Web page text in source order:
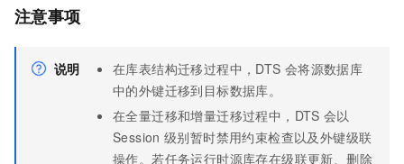
注意事项
说明 在库表结构迁移过程中，DTS 会将源数据库
中的外键迁移到目标数据库。
在全量迁移和增量迁移过程中，DTS 会以
Session 级别暂时禁用约束检查以及外键级联
操作。若任务运行时源库存在级联更新、删除